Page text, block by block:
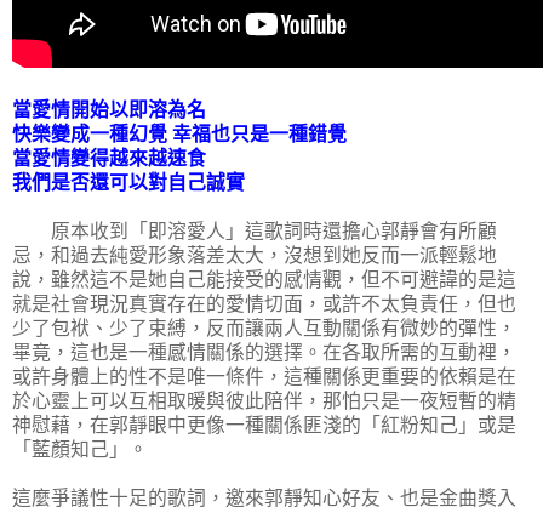
當愛情開始以即溶為名
快樂變成一種幻覺 幸福也只是一種錯覺
當愛情變得越來越速食
我們是否還可以對自己誠實
原本收到「即溶愛人」這歌詞時還擔心郭靜會有所顧
忌，和過去純愛形象落差太大，沒想到她反而一派輕鬆地
說，雖然這不是她自己能接受的感情觀，但不可避諱的是這
就是社會現況真實存在的愛情切面，或許不太負責任，但也
少了包袱、少了束縛，反而讓兩人互動關係有微妙的彈性，
畢竟，這也是一種感情關係的選擇。在各取所需的互動裡，
或許身體上的性不是唯一條件，這種關係更重要的依賴是在
於心靈上可以互相取暖與彼此陪伴，那怕只是一夜短暫的精
神慰藉，在郭靜眼中更像一種關係匪淺的「紅粉知己」或是
「藍顏知己」。
這麼爭議性十足的歌詞，邀來郭靜知心好友、也是金曲獎入